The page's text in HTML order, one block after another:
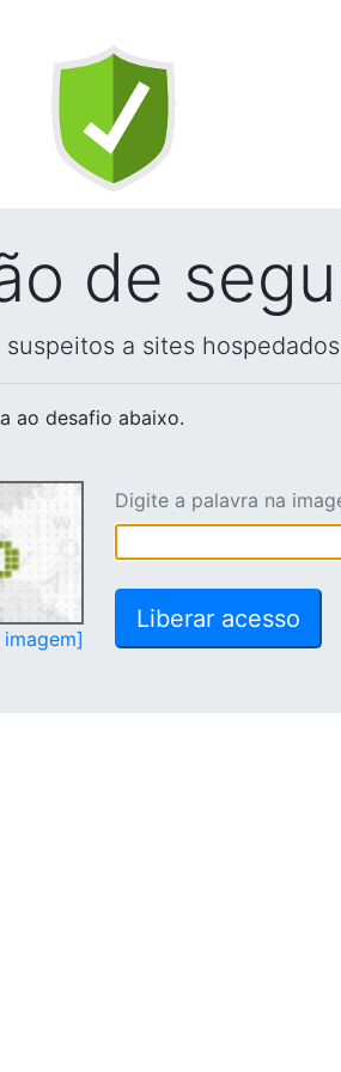
de
a sites
ao desafio abaixo.
Digite a palavra na